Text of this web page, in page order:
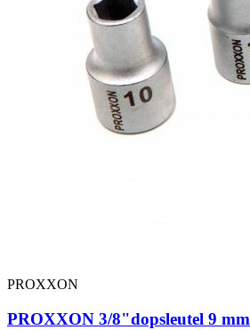
PROXXON
PROXXON 3/8"dopsleutel 9 mm